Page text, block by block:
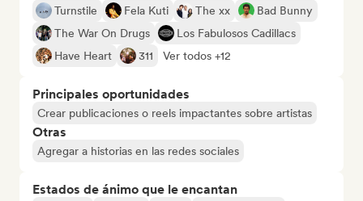
Turnstile Fela Kuti The xx
Bad Bunny
The War On Drugs
Los Fabulosos Cadillacs
Have Heart
311 Ver todos +12
Principales oportunidades
Crear publicaciones o reels impactantes sobre artistas
Otras
Agregar a historias en las redes sociales
Estados de ánimo que le encantan